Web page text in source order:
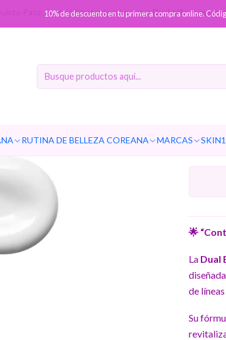
RUTINA DE BELLEZA COREANA MARCAS
10% de descuento en tu primera compra online.
Quinto Paso: Crema Hidratante o Loción Dual effect eye
🌟
La Dual
de
Su